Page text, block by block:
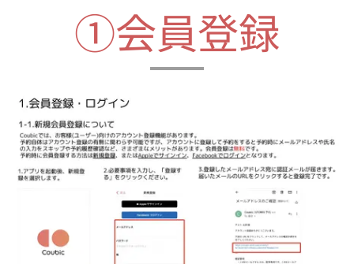
①会員登録